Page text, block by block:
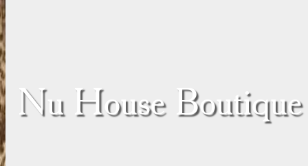
Nu House Boutique